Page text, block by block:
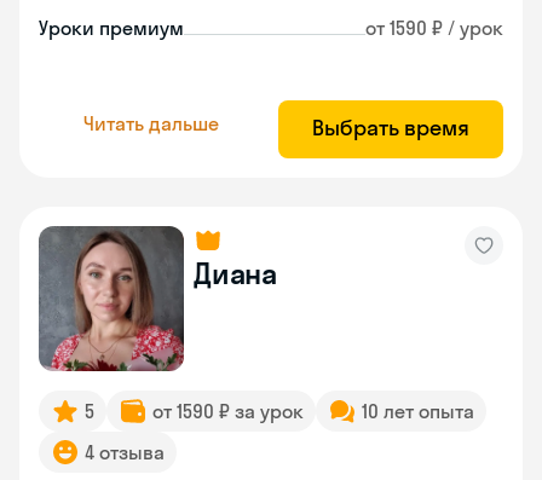
Уроки премиум от 1590 ₽ / урок
Читать дальше Выбрать время
Диана
5 от 1590 ₽ за урок
10 лет опыта
4 отзыва